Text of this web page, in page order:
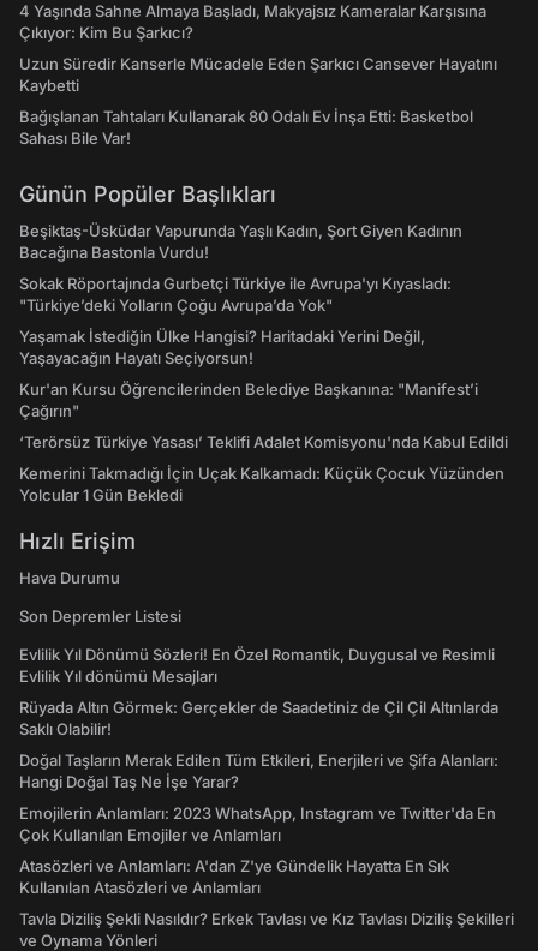
4 Yaşında Sahne Almaya Başladı, Makyajsız Kameralar Karşısına
Çıkıyor: Kim Bu Şarkıcı?
Uzun Süredir Kanserle Mücadele Eden Şarkıcı Cansever Hayatını
Kaybetti
Bağışlanan Tahtaları Kullanarak 80 Odalı Ev İnşa Etti: Basketbol
Sahası Bile Var!
Günün Popüler Başlıkları
Beşiktaş-Üsküdar Vapurunda Yaşlı Kadın, Şort Giyen Kadının
Bacağına Bastonla Vurdu!
Sokak Röportajında Gurbetçi Türkiye ile Avrupa'yı Kıyasladı:
"Türkiye’deki Yolların Çoğu Avrupa’da Yok"
Yaşamak İstediğin Ülke Hangisi? Haritadaki Yerini Değil,
Yaşayacağın Hayatı Seçiyorsun!
Kur'an Kursu Öğrencilerinden Belediye Başkanına: "Manifest’i
Çağırın"
‘Terörsüz Türkiye Yasası’ Teklifi Adalet Komisyonu'nda Kabul Edildi
Kemerini Takmadığı İçin Uçak Kalkamadı: Küçük Çocuk Yüzünden
Yolcular 1 Gün Bekledi
Hızlı Erişim
Hava Durumu
Son Depremler Listesi
Evlilik Yıl Dönümü Sözleri! En Özel Romantik, Duygusal ve Resimli
Evlilik Yıl dönümü Mesajları
Rüyada Altın Görmek: Gerçekler de Saadetiniz de Çil Çil Altınlarda
Saklı Olabilir!
Doğal Taşların Merak Edilen Tüm Etkileri, Enerjileri ve Şifa Alanları:
Hangi Doğal Taş Ne İşe Yarar?
Emojilerin Anlamları: 2023 WhatsApp, Instagram ve Twitter'da En
Çok Kullanılan Emojiler ve Anlamları
Atasözleri ve Anlamları: A'dan Z'ye Gündelik Hayatta En Sık
Kullanılan Atasözleri ve Anlamları
Tavla Diziliş Şekli Nasıldır? Erkek Tavlası ve Kız Tavlası Diziliş Şekilleri
ve Oynama Yönleri